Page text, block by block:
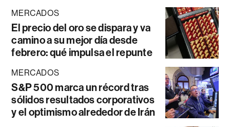
MERCADOS
El precio del oro se dispara y va
camino a su mejor día desde
febrero: qué impulsa el repunte
MERCADOS
S&P 500 marca un récord tras
sólidos resultados corporativos
y el optimismo alrededor de Irán